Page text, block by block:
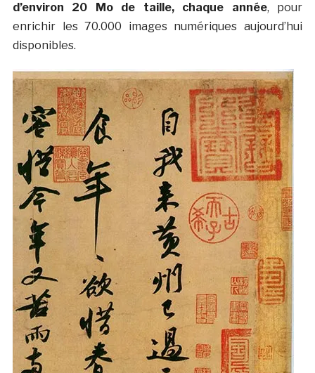
d’environ 20 Mo de taille, chaque année, pour
enrichir les 70.000 images numériques aujourd’hui
disponibles.